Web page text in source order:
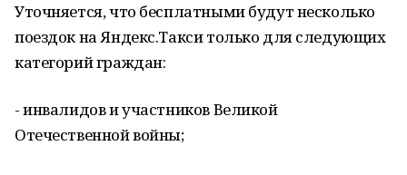
Уточняется, что бесплатными будут несколько
поездок на Яндекс.Такси только для следующих
категорий граждан:
- инвалидов и участников Великой
Отечественной войны;